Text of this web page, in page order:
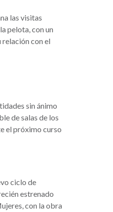
las visitas
pelota, con un
con el
sin ánimo
de salas de los
el próximo curso
ciclo de
estrenado
con la obra